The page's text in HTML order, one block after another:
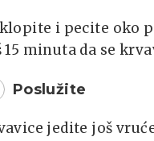
i pecite oko
15 minuta da se
Poslužite
jedite još